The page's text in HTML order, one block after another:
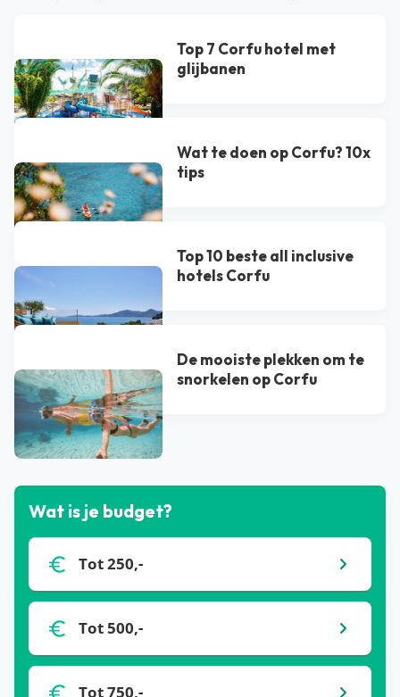
Top 7 Corfu hotel met
glijbanen
Wat te doen op Corfu? 10x
tips
Top 10 beste all inclusive
hotels Corfu
De mooiste plekken om te
snorkelen op Corfu
Bekijk alle blogs
Wat is je budget?
Tot 250,-
Tot 500,-
Tot 750,-